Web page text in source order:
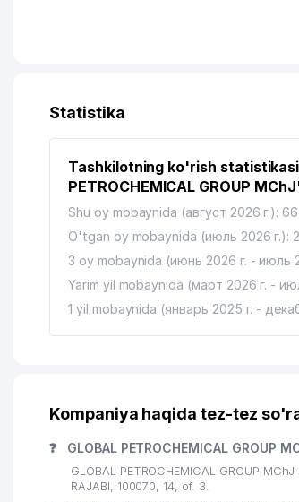
Statistika
Tashkilotning ko'rish
PETROCHEMICAL GROUP
Shu oy mobaynida (август 2026 г.): 66
O'tgan oy mobaynida (июль 2026 г.):
3 oy mobaynida (июнь 2026 г. - июль
Yarim yil mobaynida (март 2026 г. -
1 yil mobaynida (январь 2025 г. -
Kompaniya haqida tez-tez
❓ GLOBAL PETROCHEMICAL GROUP
GLOBAL PETROCHEMICAL GROUP
RAJABI, 100070, 14, of. 3.